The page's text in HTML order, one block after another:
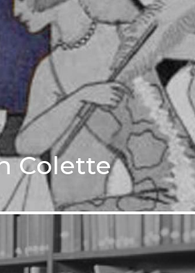
Colette